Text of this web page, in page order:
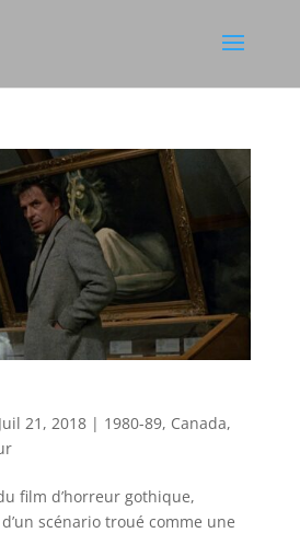
Juil 21, 2018| 1980-89, Canada,
film d’horreur gothique,
scénario troué comme une